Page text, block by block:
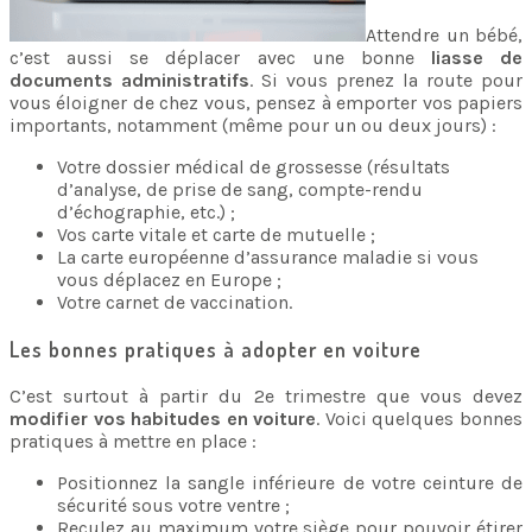
Attendre un bébé,
c’est aussi se déplacer avec une bonne liasse de
documents administratifs. Si vous prenez la route pour
vous éloigner de chez vous, pensez à emporter vos papiers
importants, notamment (même pour un ou deux jours) :
Votre dossier médical de grossesse (résultats
d’analyse, de prise de sang, compte-rendu
d’échographie, etc.) ;
Vos carte vitale et carte de mutuelle ;
La carte européenne d’assurance maladie si vous
vous déplacez en Europe ;
Votre carnet de vaccination.
Les bonnes pratiques à adopter en voiture
C’est surtout à partir du 2e trimestre que vous devez
modifier vos habitudes en voiture. Voici quelques bonnes
pratiques à mettre en place :
Positionnez la sangle inférieure de votre ceinture de
sécurité sous votre ventre ;